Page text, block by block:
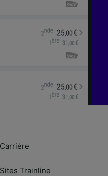
Carrière
Sites Trainline